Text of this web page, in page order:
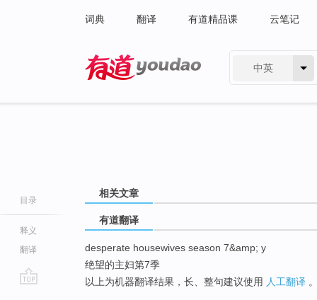
词典 翻译 有道精品课 云笔记
中英
目录
释义
翻译
相关文章
有道翻译
desperate housewives season 7&amp; y
绝望的主妇第7季
以上为机器翻译结果，长、整句建议使用 人工翻译